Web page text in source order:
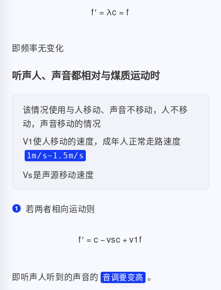
f′ = λc = f
即频率无变化
听声人、声音都相对与煤质运动时
该情况使用与人移动、声音不移动，人不移
动，声音移动的情况
V1使人移动的速度，成年人正常走路速度
1m/s~1.5m/s
Vs是声源移动速度
若两者相向运动则
f′ = c −vsc + v1 f
即听声人听到的声音的 音调要变高 。